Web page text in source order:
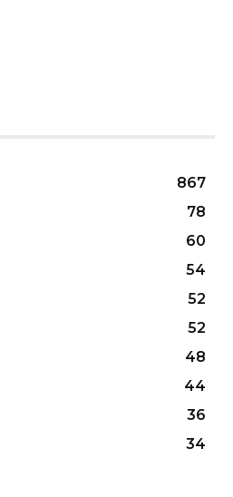
867
78
60
54
52
52
48
44
36
34